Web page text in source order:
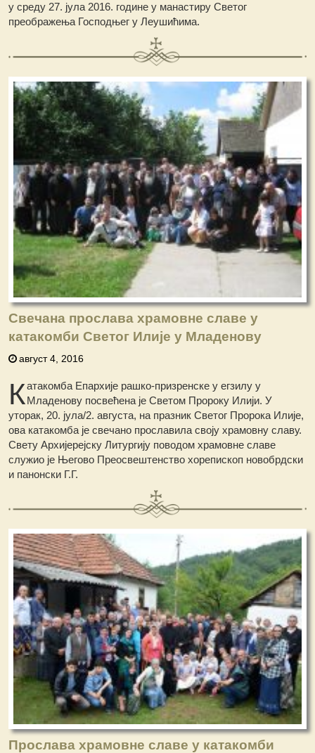
у среду 27. јула 2016. године у манастиру Светог
преображења Господњег у Леушићима.
Свечана прослава храмовне славе у
катакомби Светог Илије у Младенову
август 4, 2016
Катакомба Епархије рашко-призренске у егзилу у
Младенову посвећена је Светом Пророку Илији. У
уторак, 20. јула/2. августа, на празник Светог Пророка Илије,
ова катакомба је свечано прославила своју храмовну славу.
Свету Архијерејску Литургију поводом храмовне славе
служио је Његово Преосвештенство хорепископ новобрдски
и панонски Г.Г.
Прослава храмовне славе у катакомби